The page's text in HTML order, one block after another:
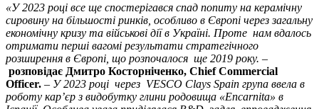
«У 2023 році все ще спостерігався спад попиту на керамічну
сировину на більшості ринків, особливо в Європі через загальну
економічну кризу та військові дії в Україні. Проте нам вдалось
отримати перші вагомі результати стратегічного
розширення в Європі, що розпочалося ще 2019 року. –
розповідає Дмитро Косторніченко, Chief Commercial
Officer. – У 2023 році через VESCO Clays Spain група ввела в
роботу кар’єр з видобутку глини родовища «Encarnita» в